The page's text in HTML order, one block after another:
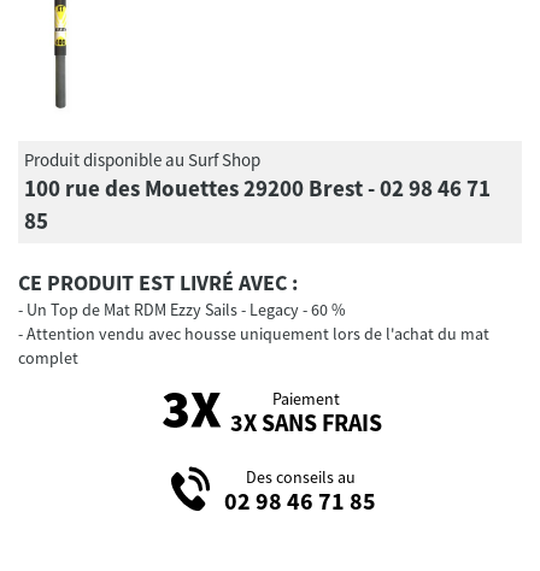
Produit disponible au Surf Shop
100 rue des Mouettes 29200 Brest - 02 98 46 71
85
CE PRODUIT EST LIVRÉ AVEC :
Un Top de Mat RDM Ezzy Sails - Legacy - 60 %
Attention vendu avec housse uniquement lors de l'achat du mat
complet
Paiement
3X SANS FRAIS
Des conseils au
02 98 46 71 85